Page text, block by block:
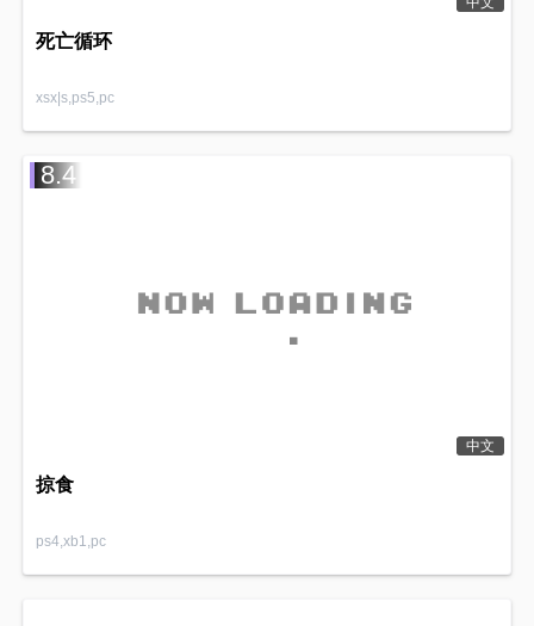
死亡循环
xsx|s,ps5,pc
8.4
中文
掠食
ps4,xb1,pc